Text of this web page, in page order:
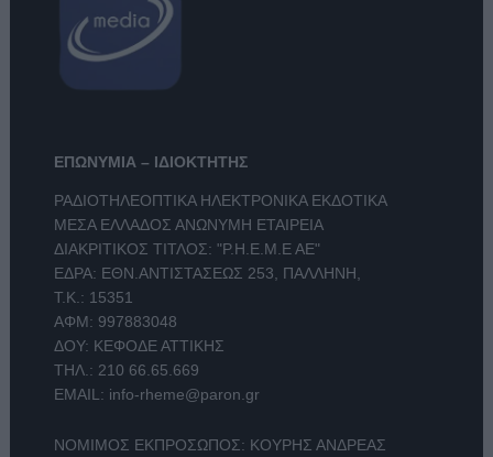
ΕΠΩΝΥΜΙΑ – ΙΔΙΟΚΤΗΤΗΣ
ΡΑΔΙΟΤΗΛΕΟΠΤΙΚΑ ΗΛΕΚΤΡΟΝΙΚΑ ΕΚΔΟΤΙΚΑ
ΜΕΣΑ ΕΛΛΑΔΟΣ ΑΝΩΝΥΜΗ ΕΤΑΙΡΕΙΑ
ΔΙΑΚΡΙΤΙΚΟΣ ΤΙΤΛΟΣ: "Ρ.Η.Ε.Μ.Ε ΑΕ"
ΕΔΡΑ: ΕΘΝ.ΑΝΤΙΣΤΑΣΕΩΣ 253, ΠΑΛΛΗΝΗ,
Τ.Κ.: 15351
ΑΦΜ: 997883048
ΔΟΥ: ΚΕΦΟΔΕ ΑΤΤΙΚΗΣ
ΤΗΛ.: 210 66.65.669
EMAIL: info-rheme@paron.gr
ΝΟΜΙΜΟΣ ΕΚΠΡΟΣΩΠΟΣ: ΚΟΥΡΗΣ ΑΝΔΡΕΑΣ